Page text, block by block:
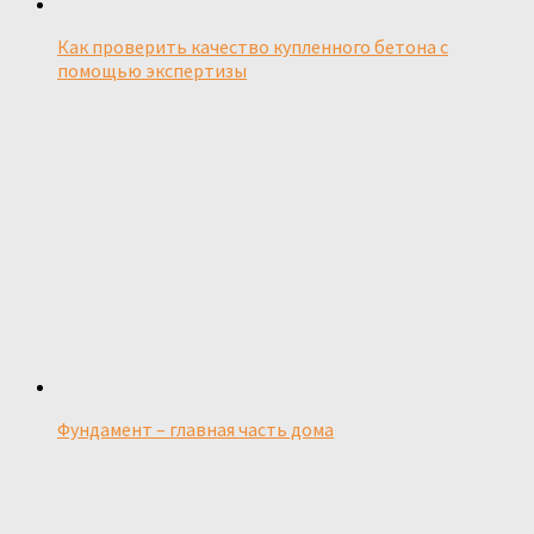
Как проверить качество купленного бетона с
помощью экспертизы
Фундамент – главная часть дома